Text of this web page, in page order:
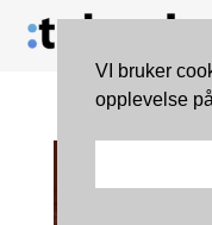
VI bruker
opplevelse